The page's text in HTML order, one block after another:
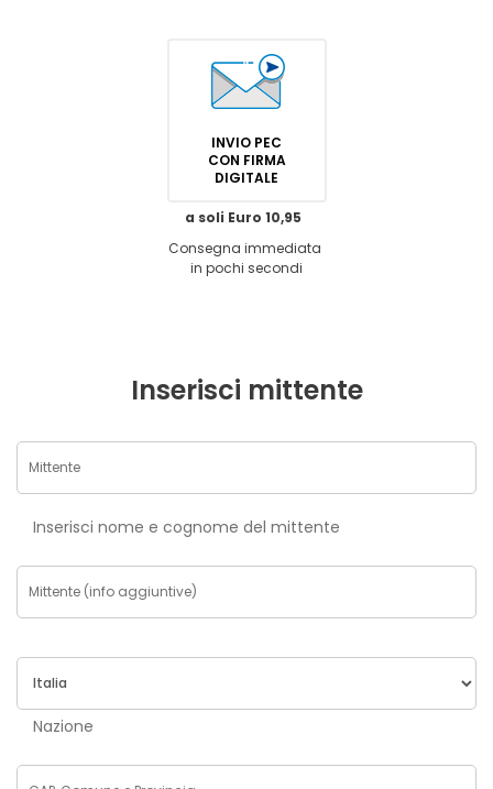
INVIO PEC
CON FIRMA
DIGITALE
a soli Euro 10,95
Consegna immediata
in pochi secondi
Inserisci mittente
Inserisci nome e cognome del mittente
Nazione